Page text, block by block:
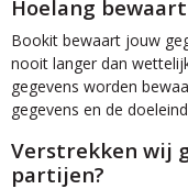
Hoelang
Bookit bewaart jouw
nooit langer dan
gegevens worden
gegevens en de
Verstrekken wij
partijen?